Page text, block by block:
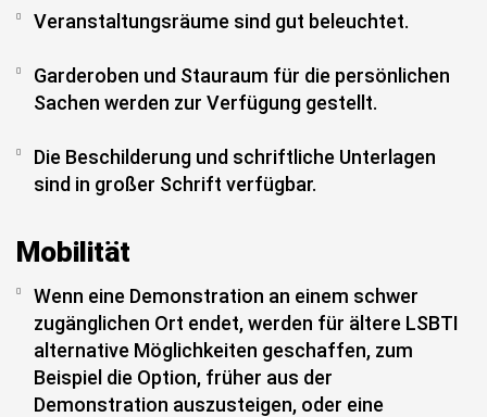
Veranstaltungsräume sind gut beleuchtet.
Garderoben und Stauraum für die persönlichen
Sachen werden zur Verfügung gestellt.
Die Beschilderung und schriftliche Unterlagen
sind in großer Schrift verfügbar.
Mobilität
Wenn eine Demonstration an einem schwer
zugänglichen Ort endet, werden für ältere LSBTI
alternative Möglichkeiten geschaffen, zum
Beispiel die Option, früher aus der
Demonstration auszusteigen, oder eine